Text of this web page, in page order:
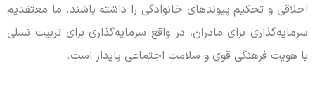
اخلاقی و تحکیم پیوندهای خانوادگی را داشته باشند. ما معتقدیم
سرمایه‌گذاری برای مادران، در واقع سرمایه‌گذاری برای تربیت نسلی
با هویت فرهنگی قوی و سلامت اجتماعی پایدار است.